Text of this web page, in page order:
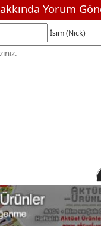
Yorum
İsim (Nick)